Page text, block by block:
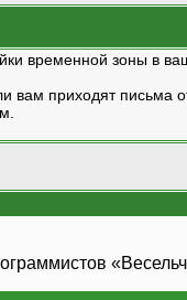
временной зоны в
вам приходят письма